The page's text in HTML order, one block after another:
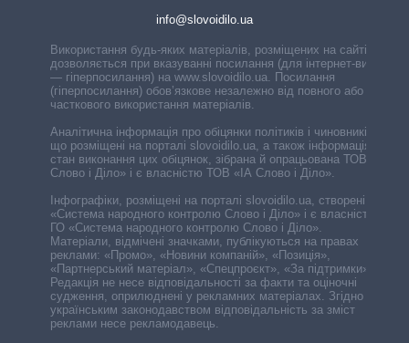
info@slovoidilo.ua
Використання будь-яких матеріалів, розміщених на сайті,
дозволяється при вказуванні посилання (для інтернет-видань
— гіперпосилання) на www.slovoidilo.ua. Посилання
(гіперпосилання) обов’язкове незалежно від повного або
часткового використання матеріалів.
Аналітична інформація про обіцянки політиків і чиновників,
що розміщені на порталі slovoidilo.ua, а також інформація про
стан виконання цих обіцянок, зібрана й опрацьована ТОВ «ІА
Слово і Діло» і є власністю ТОВ «ІА Слово і Діло».
Інфографіки, розміщені на порталі slovoidilo.ua, створені ГО
«Система народного контролю Слово і Діло» і є власністю
ГО «Система народного контролю Слово і Діло».
Матеріали, відмічені значками, публікуються на правах
реклами: «Промо», «Новини компаній», «Позиція»,
«Партнерський матеріал», «Спецпроєкт», «За підтримки».
Редакція не несе відповідальності за факти та оціночні
судження, оприлюднені у рекламних матеріалах. Згідно з
українським законодавством відповідальність за зміст
реклами несе рекламодавець.